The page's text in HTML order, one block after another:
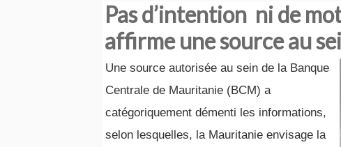
Pas d’intention ni de
affirme une source au
Une source autorisée au sein de la Banque
Centrale de Mauritanie (BCM) a
catégoriquement démenti les informations,
selon lesquelles, la Mauritanie envisage la